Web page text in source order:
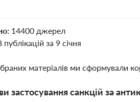
14400 джерел
публікацій за 9 січня
матеріалів ми сформували
застосування санкцій за